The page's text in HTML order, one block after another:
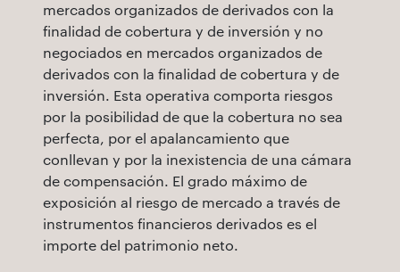
mercados organizados de derivados con la
finalidad de cobertura y de inversión y no
negociados en mercados organizados de
derivados con la finalidad de cobertura y de
inversión. Esta operativa comporta riesgos
por la posibilidad de que la cobertura no sea
perfecta, por el apalancamiento que
conllevan y por la inexistencia de una cámara
de compensación. El grado máximo de
exposición al riesgo de mercado a través de
instrumentos financieros derivados es el
importe del patrimonio neto.